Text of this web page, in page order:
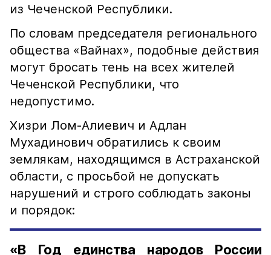
из Чеченской Республики.
По словам председателя регионального
общества «Вайнах», подобные действия
могут бросать тень на всех жителей
Чеченской Республики, что
недопустимо.
Хизри Лом-Алиевич и Адлан
Мухадинович обратились к своим
землякам, находящимся в Астраханской
области, с просьбой не допускать
нарушений и строго соблюдать законы
и порядок:
«В Год единства народов России